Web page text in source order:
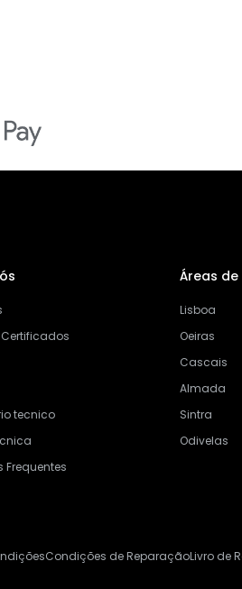
tecnico
Frequentes
Áreas de
Lisboa
Oeiras
Cascais
Almada
Sintra
Odivelas
Condições de ReparaçãoLivro de